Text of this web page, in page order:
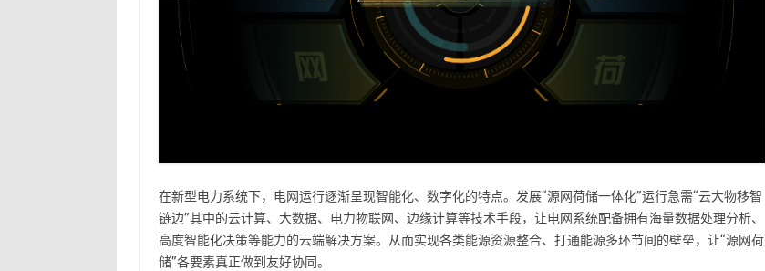
在新型电力系统下，电网运行逐渐呈现智能化、数字化的特点。发展“源网荷储一体化”运行急需“云大物移智
链边”其中的云计算、大数据、电力物联网、边缘计算等技术手段，让电网系统配备拥有海量数据处理分析、
高度智能化决策等能力的云端解决方案。从而实现各类能源资源整合、打通能源多环节间的壁垒，让“源网荷
储”各要素真正做到友好协同。